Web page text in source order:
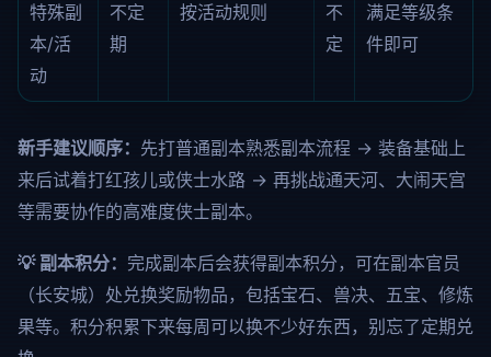
特殊副
本/活
动
不定
期
按活动规则
不
定
满足等级条
件即可
新手建议顺序： 先打普通副本熟悉副本流程 → 装备基础上
来后试着打红孩儿或侠士水路 → 再挑战通天河、大闹天宫
等需要协作的高难度侠士副本。
💡 副本积分： 完成副本后会获得副本积分，可在副本官员
（长安城）处兑换奖励物品，包括宝石、兽决、五宝、修炼
果等。积分积累下来每周可以换不少好东西，别忘了定期兑